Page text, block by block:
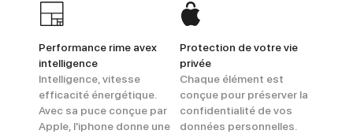
Performance rime avex
intelligence
Intelligence, vitesse
efficacité énergétique.
Avec sa puce conçue par
Apple, l'iphone donne une
Protection de votre vie
privée
Chaque élément est
conçue pour préserver la
confidentialité de vos
données personnelles.